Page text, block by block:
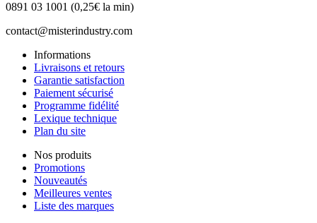
0891 03 1001 (0,25€ la min)
contact@misterindustry.com
Informations
Livraisons et retours
Garantie satisfaction
Paiement sécurisé
Programme fidélité
Lexique technique
Plan du site
Nos produits
Promotions
Nouveautés
Meilleures ventes
Liste des marques